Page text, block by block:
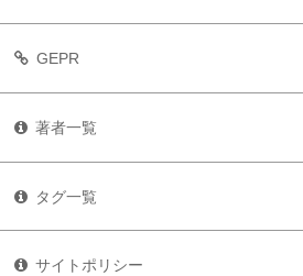
GEPR
著者一覧
タグ一覧
サイトポリシー